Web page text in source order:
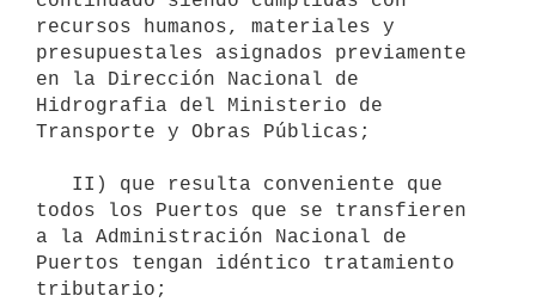
recursos humanos, materiales y
presupuestales asignados previamente
en la Dirección Nacional de
Hidrografia del Ministerio de
Transporte y Obras Públicas;
todos los Puertos que se transfieren
a la Administración Nacional de
Puertos tengan idéntico tratamiento
tributario;